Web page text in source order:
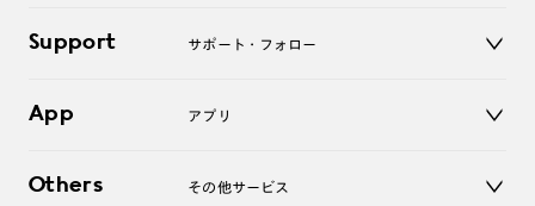
アクセサリー
ログアウト
Support サポート・フォロー
よくあるご質問
お問い合わせ
App アプリ
Others その他サービス